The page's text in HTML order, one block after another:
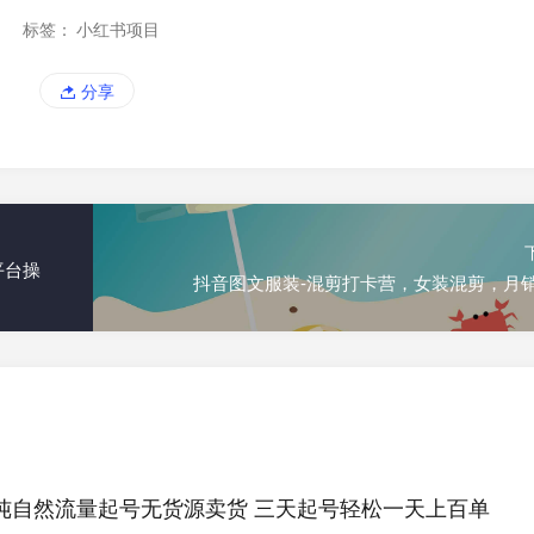
标签： 小红书项目
分享
台操
抖音图文服装-混剪打卡营，女装混剪，月
自然流量起号无货源卖货 三天起号轻松一天上百单